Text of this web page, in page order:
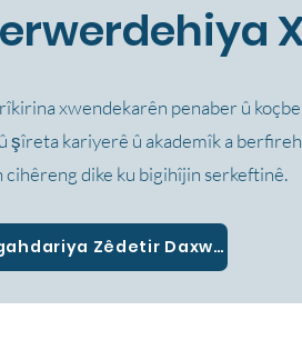
xwendekarên penaber û
şîreta kariyerê û akademîk a
cihêreng dike ku bigihîjin serkeftinê.
Agahdariya Zêdetir Daxwazin